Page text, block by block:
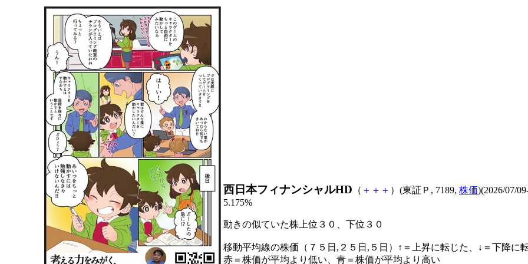
西日本フィナンシャルHD （ ＋ ＋ ＋ ）(東証Ｐ, 7189, 株価)(2026/07/
5.175%
動きの似ていた株上位３０、下位３０
移動平均線の株価（７５日,２５日,５日）↑＝上昇に転じた、↓＝下降に転
赤＝株価が平均より低い、青＝株価が平均より高い